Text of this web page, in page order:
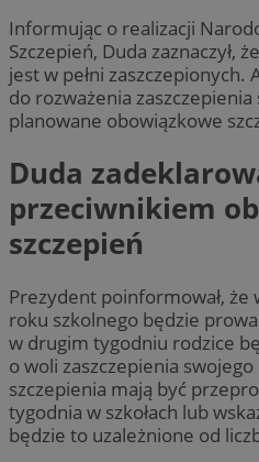
Informując o realizacji
Szczepień, Duda zaznaczył,
jest w pełni zaszczepionych.
do rozważenia zaszczepienia
planowane obowiązkowe
Duda
przeciwnikiem
szczepień
Prezydent poinformował,
roku szkolnego będzie
w drugim tygodniu rodzice
o woli zaszczepienia
szczepienia mają być
tygodnia w szkołach lub
będzie to uzależnione od